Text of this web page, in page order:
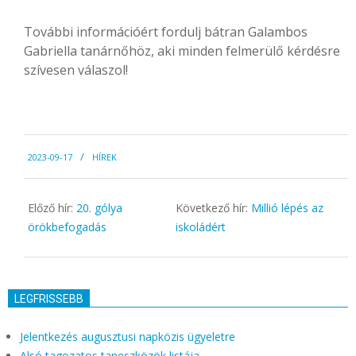
További információért fordulj bátran Galambos
Gabriella tanárnőhöz, aki minden felmerülő kérdésre
szívesen válaszol!
09-
17
2023-09-17 HÍREK
Előző hír: 20. gólya
örökbefogadás
Következő hír: Millió lépés az
iskoládért
LEGFRISSEBB
Jelentkezés augusztusi napközis ügyeletre